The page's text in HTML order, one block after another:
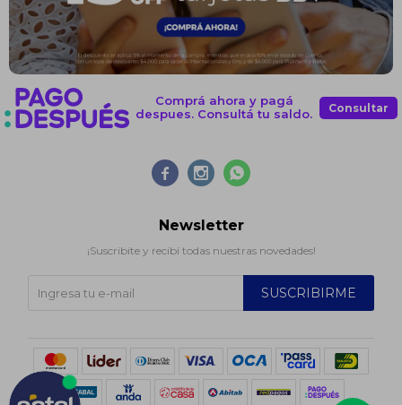
Comprá ahora y pagá
despues. Consultá tu saldo.
Consultar
  
Newsletter
¡Suscribite y recibí todas nuestras novedades!
SUSCRIBIRME